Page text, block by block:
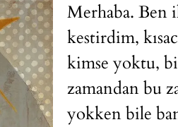
Merhaba. Ben
kestirdim,
kimse yoktu,
zamandan bu
yokken bile